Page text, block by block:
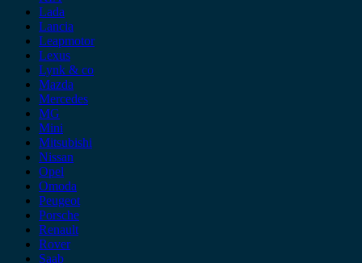
Lada
Lancia
Leapmotor
Lexus
Lynk & co
Mazda
Mercedes
MG
Mini
Mitsubishi
Nissan
Opel
Omoda
Peugeot
Porsche
Renault
Rover
Saab